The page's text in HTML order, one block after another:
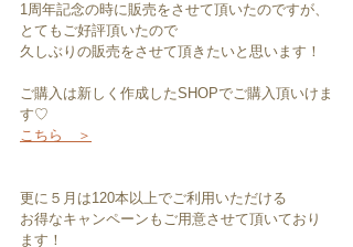
1周年記念の時に販売をさせて頂いたのですが、
とてもご好評頂いたので
久しぶりの販売をさせて頂きたいと思います！
ご購入は新しく作成したSHOPでご購入頂いけま
す♡
こちら　＞
更に５月は120本以上でご利用いただける
お得なキャンペーンもご用意させて頂いており
ます！